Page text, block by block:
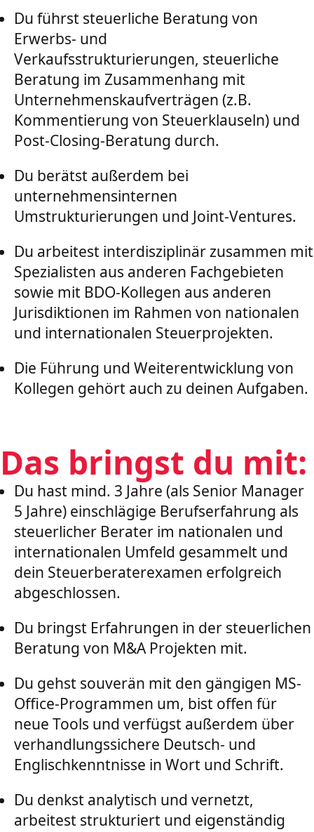
Du führst steuerliche Beratung von
Erwerbs- und
Verkaufsstrukturierungen, steuerliche
Beratung im Zusammenhang mit
Unternehmenskaufverträgen (z.B.
Kommentierung von Steuerklauseln) und
Post-Closing-Beratung durch.
Du berätst außerdem bei
unternehmensinternen
Umstrukturierungen und Joint-Ventures.
Du arbeitest interdisziplinär zusammen mit
Spezialisten aus anderen Fachgebieten
sowie mit BDO-Kollegen aus anderen
Jurisdiktionen im Rahmen von nationalen
und internationalen Steuerprojekten.
Die Führung und Weiterentwicklung von
Kollegen gehört auch zu deinen Aufgaben.
Das bringst du mit:
Du hast mind. 3 Jahre (als Senior Manager
5 Jahre) einschlägige Berufserfahrung als
steuerlicher Berater im nationalen und
internationalen Umfeld gesammelt und
dein Steuerberaterexamen erfolgreich
abgeschlossen.
Du bringst Erfahrungen in der steuerlichen
Beratung von M&A Projekten mit.
Du gehst souverän mit den gängigen MS-
Office-Programmen um, bist offen für
neue Tools und verfügst außerdem über
verhandlungssichere Deutsch- und
Englischkenntnisse in Wort und Schrift.
Du denkst analytisch und vernetzt,
arbeitest strukturiert und eigenständig